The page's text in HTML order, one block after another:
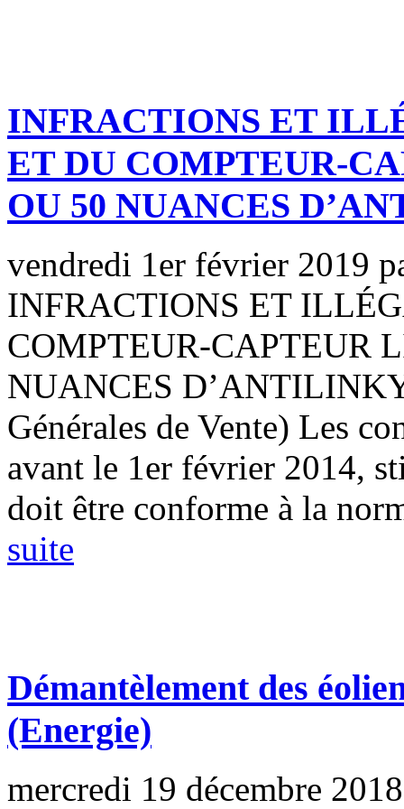
INFRACTIONS ET
ET DU COMPTEUR-
OU 50 NUANCES
vendredi 1er février 2019
INFRACTIONS ET
COMPTEUR-CAPTEUR
NUANCES
Générales de Vente) Les
avant le 1er février 2014,
doit être conforme à la
suite
Démantèlement des
(Energie)
mercredi 19 décembre 2018